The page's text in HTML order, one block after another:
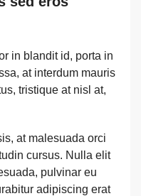
in blandit id, porta in
at interdum mauris
tristique at nisl at,
at malesuada orci
cursus. Nulla elit
pulvinar eu
adipiscing erat